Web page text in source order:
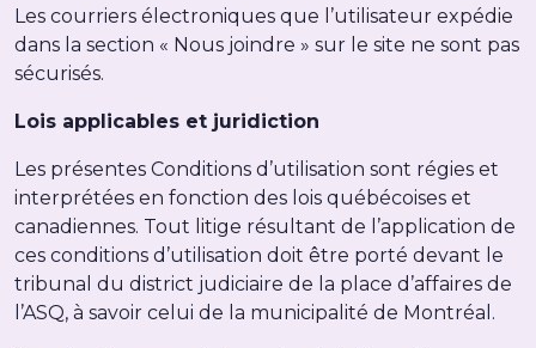
Les courriers électroniques que l’utilisateur expédie
dans la section « Nous joindre » sur le site ne sont pas
sécurisés.
Lois applicables et juridiction
Les présentes Conditions d’utilisation sont régies et
interprétées en fonction des lois québécoises et
canadiennes. Tout litige résultant de l’application de
ces conditions d’utilisation doit être porté devant le
tribunal du district judiciaire de la place d’affaires de
l’ASQ, à savoir celui de la municipalité de Montréal.